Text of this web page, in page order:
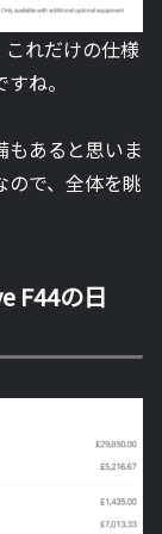
れだけの仕様
ね。
もあると思いま
ので、全体を眺
F44の日